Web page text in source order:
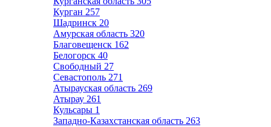
Курган 257
Шадринск 20
Амурская область 320
Благовещенск 162
Белогорск 40
Свободный 27
Севастополь 271
Атырауская область 269
Атырау 261
Кульсары 1
Западно-Казахстанская область 263